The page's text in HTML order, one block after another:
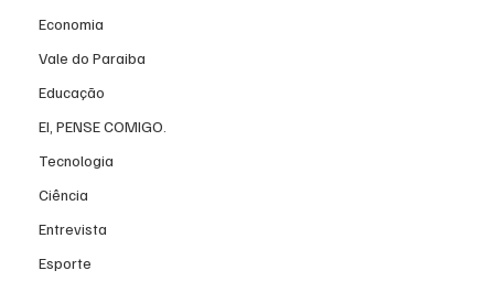
Economia
Vale do Paraiba
Educação
EI, PENSE COMIGO.
Tecnologia
Ciência
Entrevista
Esporte